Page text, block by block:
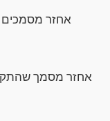
אחזר מסמכים
אחזר מסמך